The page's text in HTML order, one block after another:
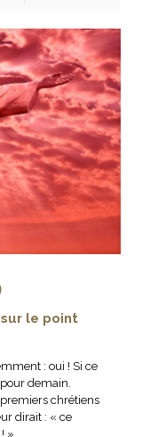
le point
: oui ! Si ce
pour demain.
chrétiens
dirait : « ce